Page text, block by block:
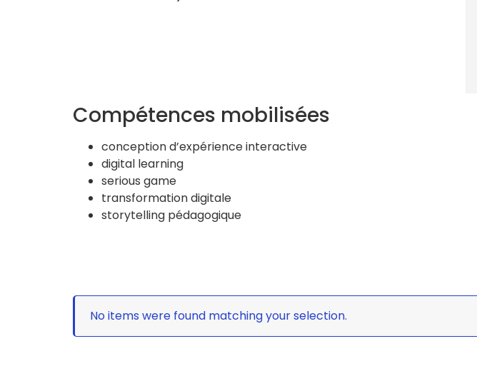
Compétences mobilisées
conception d’expérience interactive
digital learning
serious game
transformation digitale
storytelling pédagogique
No items were found matching your selection.